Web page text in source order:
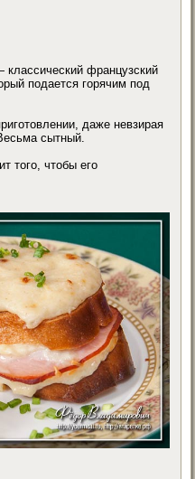
классический французский
подается горячим под
даже невзирая
сытный.
того, чтобы его